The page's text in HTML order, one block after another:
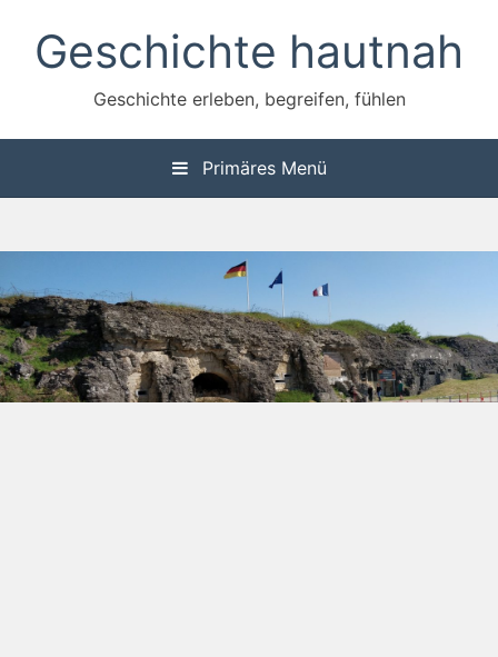
Inhalt
springenGeschichte hautnah
Geschichte erleben, begreifen, fühlen
Primäres Menü